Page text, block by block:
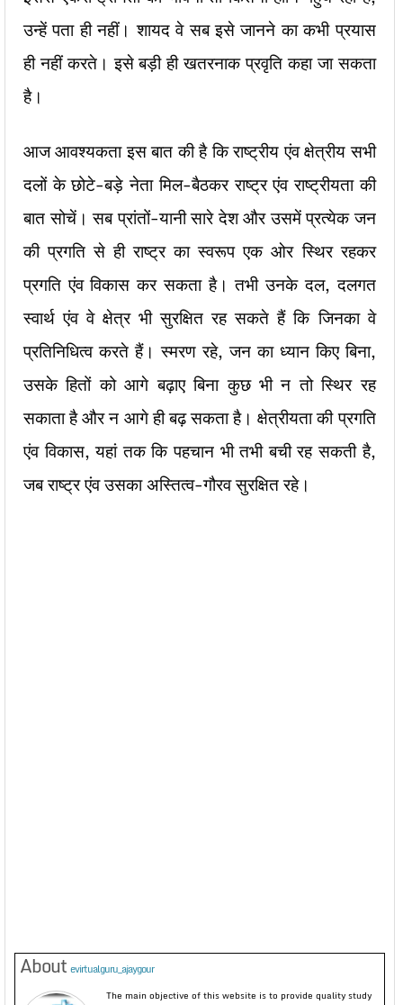
उन्हें पता ही नहीं। शायद वे सब इसे जानने का कभी प्रयास
ही नहीं करते। इसे बड़ी ही खतरनाक प्रवृति कहा जा सकता
है।
आज आवश्यकता इस बात की है कि राष्ट्रीय एंव क्षेत्रीय सभी
दलों के छोटे-बड़े नेता मिल-बैठकर राष्ट्र एंव राष्ट्रीयता की
बात सोचें। सब प्रांतों-यानी सारे देश और उसमें प्रत्येक जन
की प्रगति से ही राष्ट्र का स्वरूप एक ओर स्थिर रहकर
प्रगति एंव विकास कर सकता है। तभी उनके दल, दलगत
स्वार्थ एंव वे क्षेत्र भी सुरक्षित रह सकते हैं कि जिनका वे
प्रतिनिधित्व करते हैं। स्मरण रहे, जन का ध्यान किए बिना,
उसके हितों को आगे बढ़ाए बिना कुछ भी न तो स्थिर रह
सकाता है और न आगे ही बढ़ सकता है। क्षेत्रीयता की प्रगति
एंव विकास, यहां तक कि पहचान भी तभी बची रह सकती है,
जब राष्ट्र एंव उसका अस्तित्व-गौरव सुरक्षित रहे।
About evirtualguru_ajaygour
The main objective of this website is to provide quality study